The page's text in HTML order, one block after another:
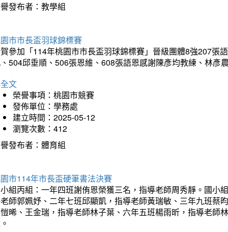
發布者：教學組
市市長盃羽球錦標賽
參加「114年桃園市市長盃羽球錦標賽」晉級團體8強207張
504邱垂順、506張恩維、608張語恩感謝陳彥均教練、林彥
文
榮譽事項：桃園市競賽
發佈單位：學務處
建立時間：2025-05-12
瀏覽次數：412
發布者：體育組
市114年市長盃硬筆書法決賽
組丙組：一年四班謝侑恩榮獲三名，指導老師周秀靜。國小
師郭姵妤、二年七班邱顯凱，指導老師黃瑞敏、三年九班蔡
晞、王金瑞，指導老師林子葉、六年五班楊雨昕，指導老師